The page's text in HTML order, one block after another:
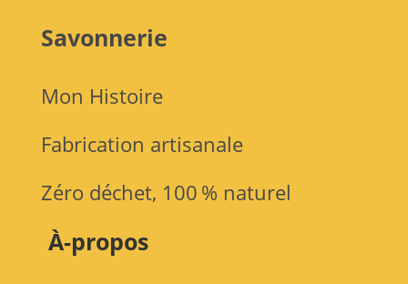
Savonnerie
Mon Histoire
Fabrication artisanale
Zéro déchet, 100 % naturel
À-propos